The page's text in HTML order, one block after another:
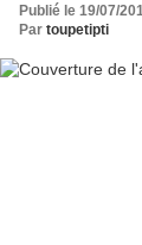
Publié le 19/07/
Par toupetipti